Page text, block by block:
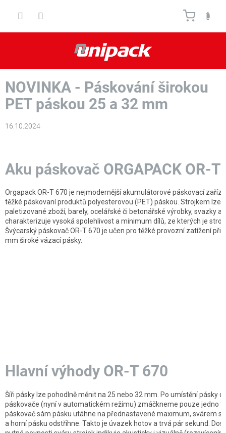
NOVINKA - Páskování širokou
PET páskou 25 a 32 mm
16.10.2024
Aku páskovač ORGAPACK OR-T
Orgapack OR-T 670 je nejmodernější akumulátorové páskovací
těžké páskovaní produktů polyesterovou (PET) páskou. Strojkem lze
paletizované zboží, barely, ocelářské či betonářské výrobky, svazky
charakterizuje vysoká spolehlivost a minimum dílů, ze kterých je
Švýcarský páskovač OR-T 670 je učen pro těžké provozní zatížení při
mm široké vázací pásky.
Hlavní výhody OR-T 670
Šíři pásky lze pohodlně měnit na 25 nebo 32 mm. Po umístění pásky
páskovače (nyní v automatickém režimu) zmáčkneme pouze jedno
páskovač sám pásku utáhne na přednastavené maximum, svárem
a horní pásku odstřihne. Takto je úvazek hotov a trvá pár sekund.